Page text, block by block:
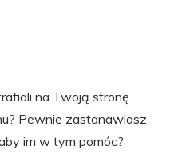
na Twoją stronę
Pewnie zastanawiasz
im w tym pomóc?